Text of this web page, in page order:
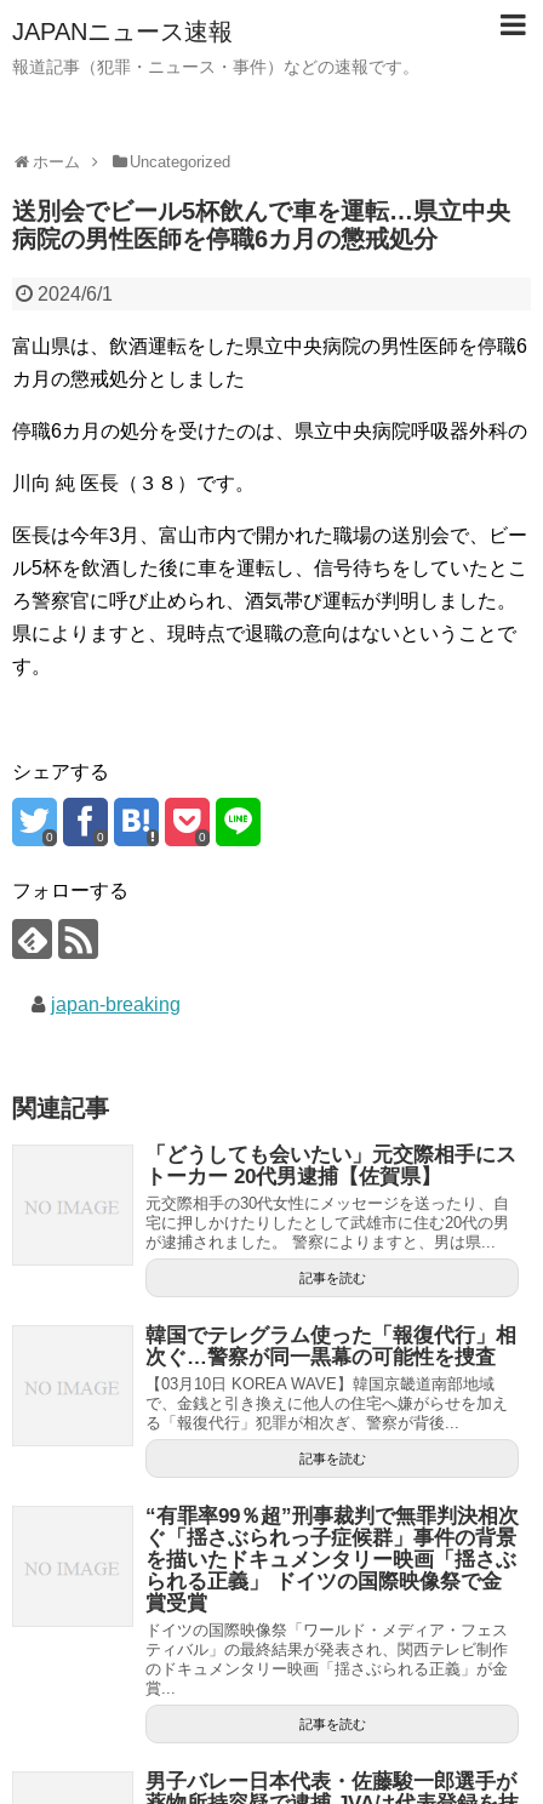
JAPANニュース速報
報道記事（犯罪・ニュース・事件）などの速報です。
ホーム Uncategorized
送別会でビール5杯飲んで車を運転…県立中央
病院の男性医師を停職6カ月の懲戒処分
2024/6/1
富山県は、飲酒運転をした県立中央病院の男性医師を停職6
カ月の懲戒処分としました
停職6カ月の処分を受けたのは、県立中央病院呼吸器外科の
川向 純 医長（３８）です。
医長は今年3月、富山市内で開かれた職場の送別会で、ビー
ル5杯を飲酒した後に車を運転し、信号待ちをしていたとこ
ろ警察官に呼び止められ、酒気帯び運転が判明しました。
県によりますと、現時点で退職の意向はないということで
す。
シェアする
0 0 0
フォローする
japan-breaking
関連記事
「どうしても会いたい」元交際相手にス
トーカー 20代男逮捕【佐賀県】
元交際相手の30代女性にメッセージを送ったり、自
宅に押しかけたりしたとして武雄市に住む20代の男
が逮捕されました。 警察によりますと、男は県...
記事を読む
韓国でテレグラム使った「報復代行」相
次ぐ…警察が同一黒幕の可能性を捜査
【03月10日 KOREA WAVE】韓国京畿道南部地域
で、金銭と引き換えに他人の住宅へ嫌がらせを加え
る「報復代行」犯罪が相次ぎ、警察が背後...
記事を読む
“有罪率99％超”刑事裁判で無罪判決相次
ぐ「揺さぶられっ子症候群」事件の背景
を描いたドキュメンタリー映画「揺さぶ
られる正義」 ドイツの国際映像祭で金
賞受賞
ドイツの国際映像祭「ワールド・メディア・フェス
ティバル」の最終結果が発表され、関西テレビ制作
のドキュメンタリー映画「揺さぶられる正義」が金
賞...
記事を読む
男子バレー日本代表・佐藤駿一郎選手が